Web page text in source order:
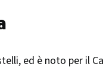
ed è noto per il